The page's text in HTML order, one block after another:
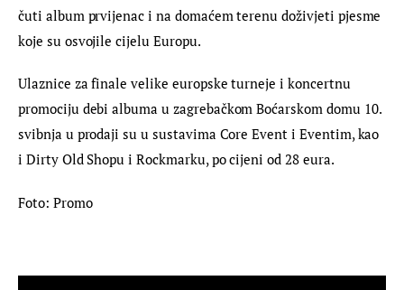
čuti album prvijenac i na domaćem terenu doživjeti pjesme
koje su osvojile cijelu Europu.
Ulaznice za finale velike europske turneje i koncertnu
promociju debi albuma u zagrebačkom Boćarskom domu 10.
svibnja u prodaji su u sustavima Core Event i Eventim, kao
i Dirty Old Shopu i Rockmarku, po cijeni od 28 eura.
Foto: Promo